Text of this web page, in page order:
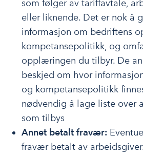
som følger av tariffavtale,
eller liknende. Det er nok å
informasjon om bedriftens
kompetansepolitikk, og
opplæringen du tilbyr. De
beskjed om hvor
og kompetansepolitikk
nødvendig å lage liste over
som tilbys
Annet betalt fravær:
fravær betalt av